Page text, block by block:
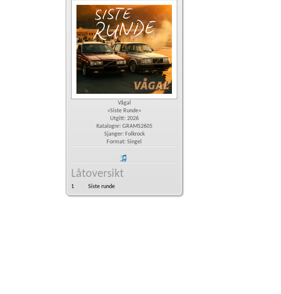
Vågal
«Siste Runde»
Utgitt: 2026
Katalognr: GRAMS2605
Sjanger: Folkrock
Format: Singel
Låtoversikt
1 Siste runde